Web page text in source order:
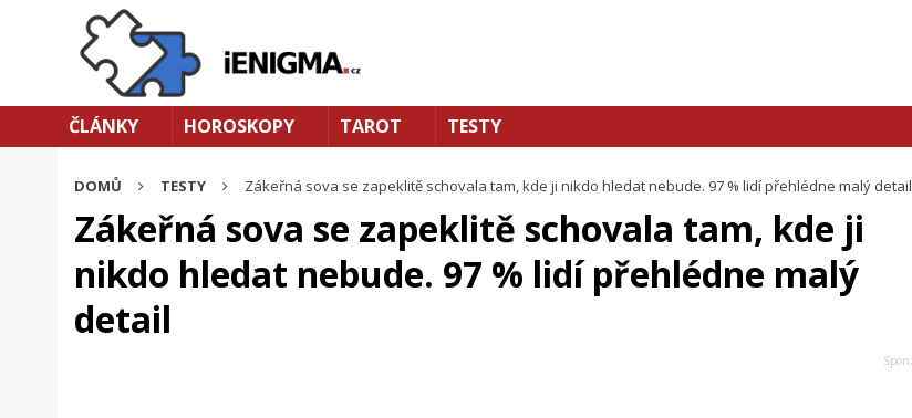
ČLÁNKY HOROSKOPY TAROT TESTY
DOMŮ TESTY Zákeřná sova se zapeklitě schovala tam, kde ji nikdo hledat nebude. 97 % lidí přehlédne malý detail
Zákeřná sova se zapeklitě schovala tam, kde ji
nikdo hledat nebude. 97 % lidí přehlédne malý
detail